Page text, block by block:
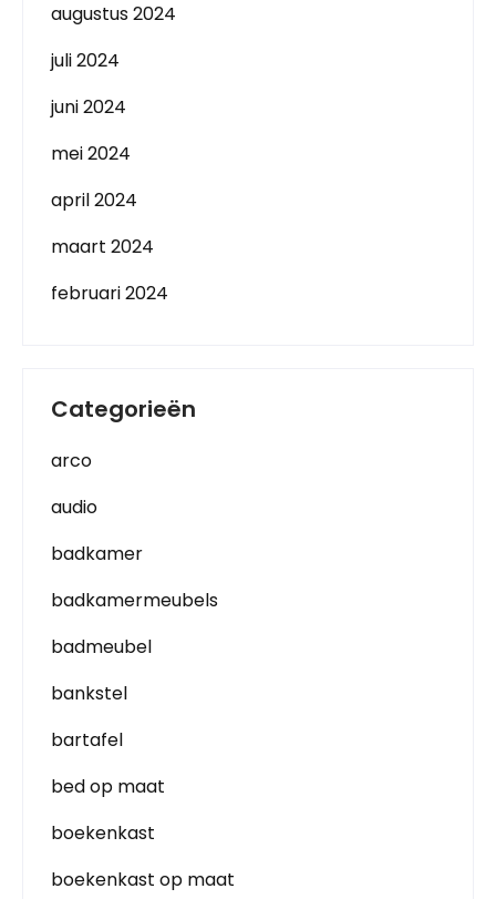
augustus 2024
juli 2024
juni 2024
mei 2024
april 2024
maart 2024
februari 2024
Categorieën
arco
audio
badkamer
badkamermeubels
badmeubel
bankstel
bartafel
bed op maat
boekenkast
boekenkast op maat